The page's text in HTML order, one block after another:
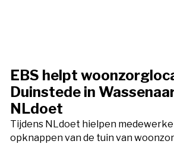
EBS helpt
Duinstede in
NLdoet
Tijdens NLdoet hielpen
opknappen van de tuin van